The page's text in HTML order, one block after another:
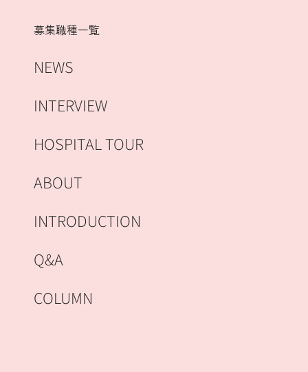
募集職種一覧
NEWS
INTERVIEW
HOSPITAL TOUR
ABOUT
INTRODUCTION
Q&A
COLUMN